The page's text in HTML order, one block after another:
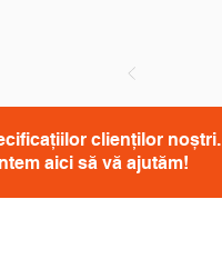
clienților noștri.
aici să vă ajutăm!